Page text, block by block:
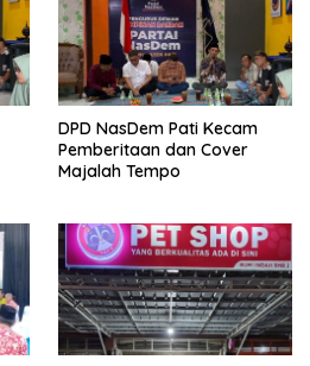
DPD NasDem Pati Kecam
Pemberitaan dan Cover
Majalah Tempo